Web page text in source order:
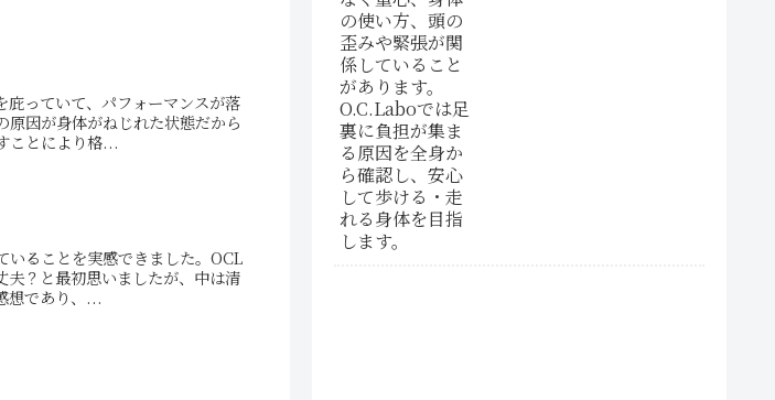
庇っていて、パフォーマンスが落
因が身体がねじれた状態だから
ことにより格...
いることを実感できました。OCL
夫？と最初思いましたが、中は清
想であり、...